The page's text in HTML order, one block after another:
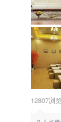
12807浏览